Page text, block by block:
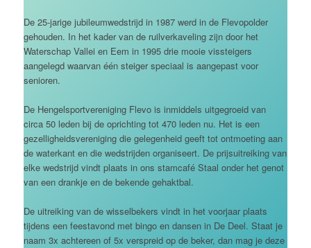
De 25-jarige jubileumwedstrijd in 1987 werd in de Flevopolder
gehouden. In het kader van de ruilverkaveling zijn door het
Waterschap Vallei en Eem in 1995 drie mooie vissteigers
aangelegd waarvan één steiger speciaal is aangepast voor
senioren.
De Hengelsportvereniging Flevo is inmiddels uitgegroeid van
circa 50 leden bij de oprichting tot 470 leden nu. Het is een
gezelligheidsvereniging die gelegenheid geeft tot ontmoeting aan
de waterkant en die wedstrijden organiseert. De prijsuitreiking van
elke wedstrijd vindt plaats in ons stamcafé Staal onder het genot
van een drankje en de bekende gehaktbal.
De uitreiking van de wisselbekers vindt in het voorjaar plaats
tijdens een feestavond met bingo en dansen in De Deel. Staat je
naam 3x achtereen of 5x verspreid op de beker, dan mag je deze